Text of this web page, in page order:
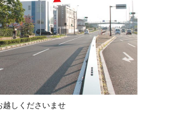
越しくださいませ